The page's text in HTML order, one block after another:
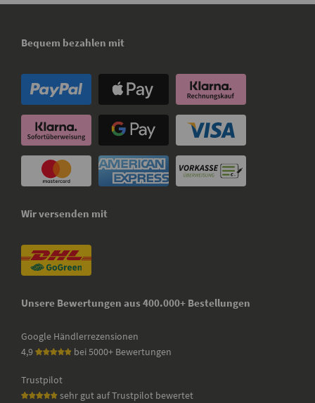
Bequem bezahlen mit
Wir versenden mit
Unsere Bewertungen aus 400.000+ Bestellungen
Google Händlerrezensionen
4,9
bei 5000+ Bewertungen
Trustpilot
sehr gut auf Trustpilot bewertet